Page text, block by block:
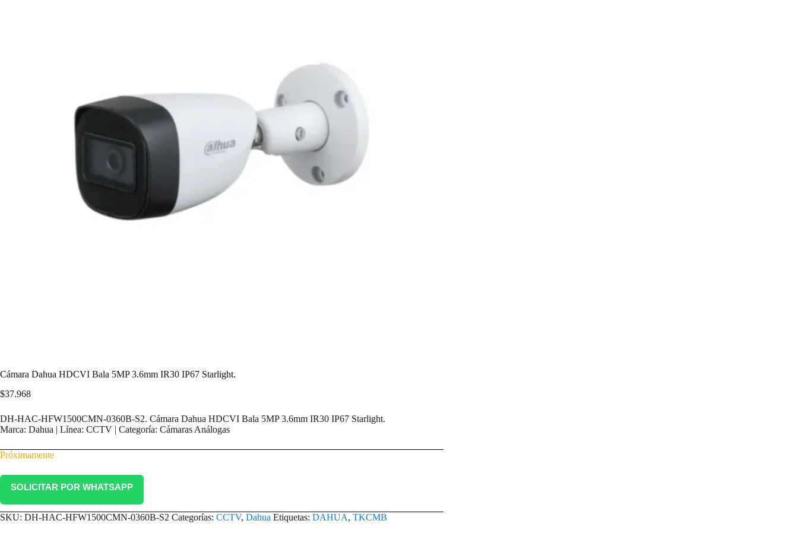
Cámara Dahua HDCVI Bala 5MP 3.6mm IR30 IP67 Starlight.
$37.968
DH-HAC-HFW1500CMN-0360B-S2. Cámara Dahua HDCVI Bala 5MP 3.6mm IR30 IP67 Starlight.
Marca: Dahua | Línea: CCTV | Categoría: Cámaras Análogas
Próximamente
SOLICITAR POR WHATSAPP
SKU: DH-HAC-HFW1500CMN-0360B-S2 Categorías: CCTV, Dahua Etiquetas: DAHUA, TKCMB